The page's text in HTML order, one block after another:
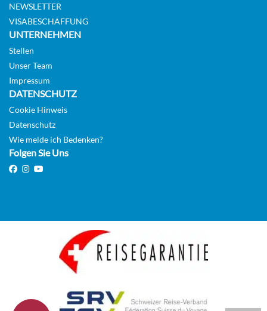
NEWSLETTER
VISABESCHAFFUNG
UNTERNEHMEN
Stellen
Unser Team
Impressum
DATENSCHUTZ
Cookie Hinweis
Datenschutz
Wie melde ich Bedenken?
Folgen Sie Uns